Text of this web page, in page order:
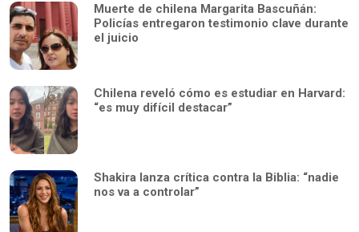
Muerte de chilena Margarita Bascuñán:
Policías entregaron testimonio clave durante
el juicio
Chilena reveló cómo es estudiar en Harvard:
“es muy difícil destacar”
Shakira lanza crítica contra la Biblia: “nadie
nos va a controlar”